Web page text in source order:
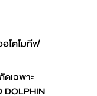
อโตโมทีฟ
เฉพาะ